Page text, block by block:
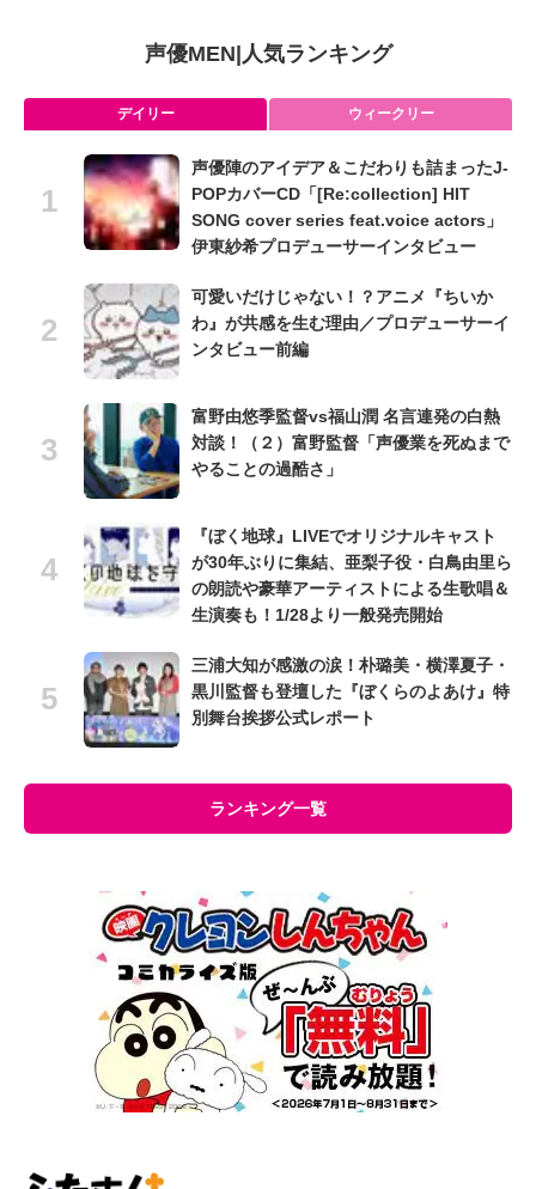
声優MEN 人気ランキング
デイリー ウィークリー
声優陣のアイデア＆こだわりも詰まったJ-
POPカバーCD「[Re:collection] HIT
SONG cover series feat.voice actors」
伊東紗希プロデューサーインタビュー
可愛いだけじゃない！？アニメ『ちいか
わ』が共感を生む理由／プロデューサーイ
ンタビュー前編
富野由悠季監督vs福山潤 名言連発の白熱
対談！（２）富野監督「声優業を死ぬまで
やることの過酷さ」
『ぼく地球』LIVEでオリジナルキャスト
が30年ぶりに集結、亜梨子役・白鳥由里ら
の朗読や豪華アーティストによる生歌唱＆
生演奏も！1/28より一般発売開始
三浦大知が感激の涙！朴璐美・横澤夏子・
黒川監督も登壇した『ぼくらのよあけ』特
別舞台挨拶公式レポート
ランキング一覧